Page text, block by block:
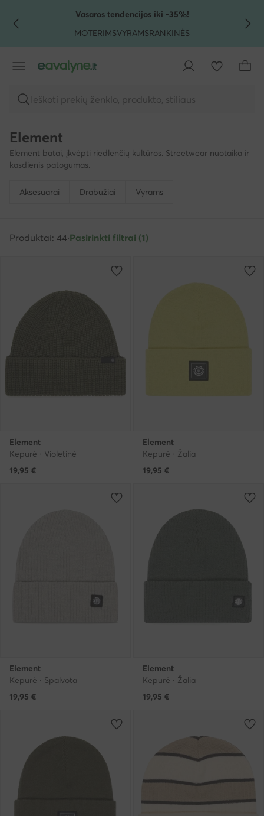
PEREITI PRIE PAGRINDINIO TURINIO
PEREITI Į PAIEŠKĄVasaros tendencijos iki -35%!
MOTERIMSVYRAMSRANKINĖS
Ieškoti prekių ženklo, produkto, stiliaus
Element
Element batai, įkvėpti riedlenčių kultūros. Streetwear nuotaika ir
kasdienis patogumas.
Aksesuarai Drabužiai Vyrams
Produktai: 44·Pasirinkti filtrai (1)
Element
Kepurė · Violetinė
19,95 €
Element
Kepurė · Žalia
19,95 €
Element
Kepurė · Spalvota
19,95 €
Element
Kepurė · Žalia
19,95 €